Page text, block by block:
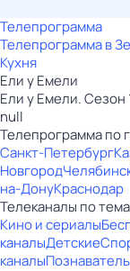
Телепрограмма
Телепрограмма в
Кухня
Ели у Емели
Ели у Емели. Сезон
null
Телепрограмма по
Санкт-Петербург
Новгород
на-ДонуКраснодар
Телеканалы по
Кино и сериалы
каналыДетские
каналы